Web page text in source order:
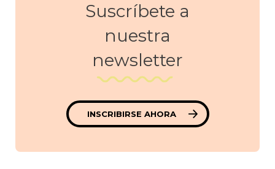
Suscríbete a
nuestra
newsletter
INSCRIBIRSE AHORA